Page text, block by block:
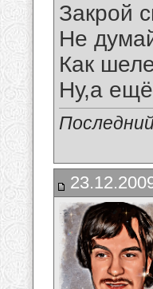
Закрой
Не
Как
Ну,а